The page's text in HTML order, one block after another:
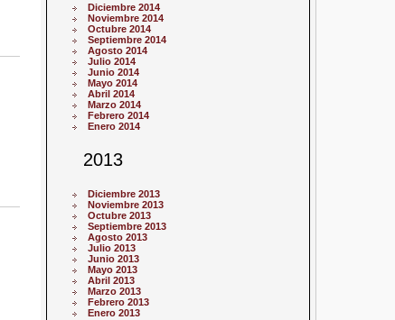
Diciembre 2014
Noviembre 2014
Octubre 2014
Septiembre 2014
Agosto 2014
Julio 2014
Junio 2014
Mayo 2014
Abril 2014
Marzo 2014
Febrero 2014
Enero 2014
2013
Diciembre 2013
Noviembre 2013
Octubre 2013
Septiembre 2013
Agosto 2013
Julio 2013
Junio 2013
Mayo 2013
Abril 2013
Marzo 2013
Febrero 2013
Enero 2013